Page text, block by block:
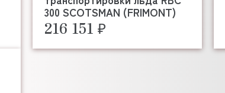
300 SCOTSMAN (FRIMONT)
216 151 ₽